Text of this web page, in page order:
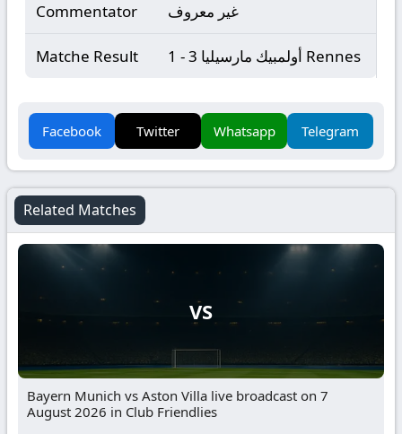
Commentator غير معروف
Matche Result أولمبيك مارسيليا 3 - 1 Rennes
Facebook Twitter Whatsapp Telegram
Related Matches
VS
Bayern Munich vs Aston Villa live broadcast on 7
August 2026 in Club Friendlies